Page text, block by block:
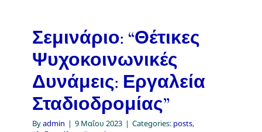
Σεμινάριο: “Θέτικες
Ψυχοκοινωνικές
Δυνάμεις: Εργαλεία
Σταδιοδρομίας”
Byadmin | 9 Μαΐου 2023 | Categories: posts,